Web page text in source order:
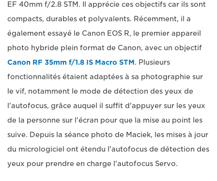
EF 40mm f/2.8 STM. Il apprécie ces objectifs car ils sont
compacts, durables et polyvalents. Récemment, il a
également essayé le Canon EOS R, le premier appareil
photo hybride plein format de Canon, avec un objectif
Canon RF 35mm f/1.8 IS Macro STM. Plusieurs
fonctionnalités étaient adaptées à sa photographie sur
le vif, notamment le mode de détection des yeux de
l'autofocus, grâce auquel il suffit d'appuyer sur les yeux
de la personne sur l'écran pour que la mise au point les
suive. Depuis la séance photo de Maciek, les mises à jour
du micrologiciel ont étendu l'autofocus de détection des
yeux pour prendre en charge l'autofocus Servo.